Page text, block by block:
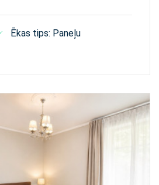
Ēkas tips: Paneļu